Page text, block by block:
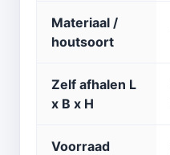
Materiaal /
houtsoort
Zelf afhalen L
x B x H
Voorraad